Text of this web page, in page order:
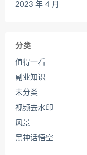
2023 年 4 月
分类
值得一看
副业知识
未分类
视频去水印
风景
黑神话悟空